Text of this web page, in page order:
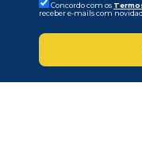
Concordo com os
receber e-mails com